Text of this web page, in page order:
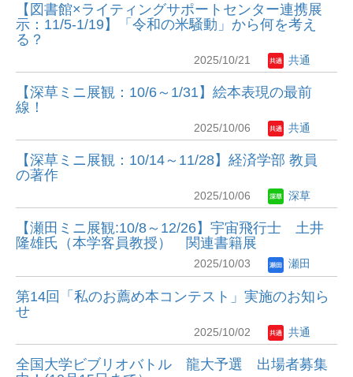
【図書館×ライティングサポートセンター連携展
示：11/5-1/19】「令和の米騒動」から何を考え
る？
2025/10/21 共通
【深草ミニ展観：10/6～1/31】絵本表現の最前
線！
2025/10/06 共通
【深草ミニ展観：10/14～11/28】経済学部 教員
の著作
2025/10/06 深草
【瀬田ミニ展観:10/8～12/26】宇宙飛行士 土井
隆雄氏（本学客員教授） 関連書籍展
2025/10/03 瀬田
第14回「私のお薦め本コンテスト」実施のお知ら
せ
2025/10/02 共通
全国大学ビブリオバトル 龍大予選 出場者募集